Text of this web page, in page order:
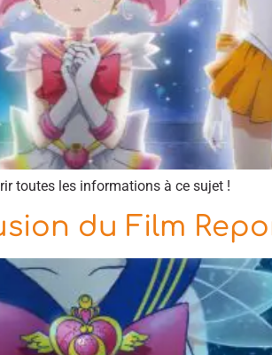
toutes les informations à ce sujet !
du Film